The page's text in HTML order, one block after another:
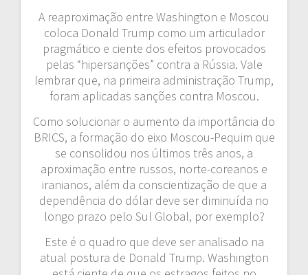
A reaproximação entre Washington e Moscou
coloca Donald Trump como um articulador
pragmático e ciente dos efeitos provocados
pelas “hipersanções” contra a Rússia. Vale
lembrar que, na primeira administração Trump,
foram aplicadas sanções contra Moscou.
Como solucionar o aumento da importância do
BRICS, a formação do eixo Moscou-Pequim que
se consolidou nos últimos três anos, a
aproximação entre russos, norte-coreanos e
iranianos, além da conscientização de que a
dependência do dólar deve ser diminuída no
longo prazo pelo Sul Global, por exemplo?
Este é o quadro que deve ser analisado na
atual postura de Donald Trump. Washington